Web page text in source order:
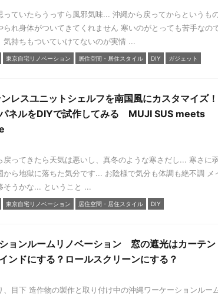
っていたらうっすら風邪気味... 沖縄から戻ってからというも
られ身体がついてきてくれません 寒いのがとっても苦手なの
気持ちもついていけてないのが実情 ...
東京自宅リノベーション 居住空間・居住スタイル DIY ガジェット
レスユニットシェルフを南国風にカスタマイズ！
ネルをDIYで試作してみる MUJI SUS meets
戻ってきたら天気は悪いし、真冬のような寒さだし... 寒さに
から地獄に落ちた気分です... お陰様で気分も体調も絶不調 メ
そうかな... ということ ...
東京自宅リノベーション 居住空間・居住スタイル DIY
ョンルームリノベーション 窓の遮光はカーテン
ンドにする？ロールスクリーンにする？
、目下 造作物の製作と取り付け中の沖縄ワーケーションルー